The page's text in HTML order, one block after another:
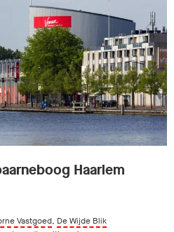
Haarlem
Vastgoed, De Wijde Blik